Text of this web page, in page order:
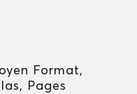
Format,
Pages